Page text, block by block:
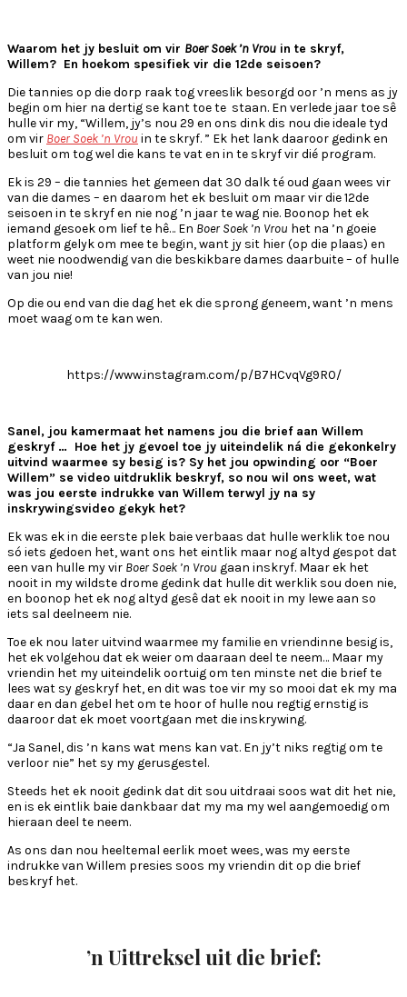
Waarom het jy besluit om vir Boer Soek ’n Vrou in te skryf,
Willem? En hoekom spesifiek vir die 12de seisoen?
Die tannies op die dorp raak tog vreeslik besorgd oor ’n mens as jy
begin om hier na dertig se kant toe te staan. En verlede jaar toe sê
hulle vir my, “Willem, jy’s nou 29 en ons dink dis nou die ideale tyd
om vir Boer Soek ’n Vrou in te skryf. ” Ek het lank daaroor gedink en
besluit om tog wel die kans te vat en in te skryf vir dié program.
Ek is 29 – die tannies het gemeen dat 30 dalk té oud gaan wees vir
van die dames – en daarom het ek besluit om maar vir die 12de
seisoen in te skryf en nie nog ’n jaar te wag nie. Boonop het ek
iemand gesoek om lief te hê… En Boer Soek ’n Vrou het na ’n goeie
platform gelyk om mee te begin, want jy sit hier (op die plaas) en
weet nie noodwendig van die beskikbare dames daarbuite – of hulle
van jou nie!
Op die ou end van die dag het ek die sprong geneem, want ’n mens
moet waag om te kan wen.
https://www.instagram.com/p/B7HCvqVg9R0/
Sanel, jou kamermaat het namens jou die brief aan Willem
geskryf … Hoe het jy gevoel toe jy uiteindelik ná die gekonkelry
uitvind waarmee sy besig is? Sy het jou opwinding oor “Boer
Willem” se video uitdruklik beskryf, so nou wil ons weet, wat
was jou eerste indrukke van Willem terwyl jy na sy
inskrywingsvideo gekyk het?
Ek was ek in die eerste plek baie verbaas dat hulle werklik toe nou
só iets gedoen het, want ons het eintlik maar nog altyd gespot dat
een van hulle my vir Boer Soek ’n Vrou gaan inskryf. Maar ek het
nooit in my wildste drome gedink dat hulle dit werklik sou doen nie,
en boonop het ek nog altyd gesê dat ek nooit in my lewe aan so
iets sal deelneem nie.
Toe ek nou later uitvind waarmee my familie en vriendinne besig is,
het ek volgehou dat ek weier om daaraan deel te neem… Maar my
vriendin het my uiteindelik oortuig om ten minste net die brief te
lees wat sy geskryf het, en dit was toe vir my so mooi dat ek my ma
daar en dan gebel het om te hoor of hulle nou regtig ernstig is
daaroor dat ek moet voortgaan met die inskrywing.
“Ja Sanel, dis ’n kans wat mens kan vat. En jy’t niks regtig om te
verloor nie” het sy my gerusgestel.
Steeds het ek nooit gedink dat dit sou uitdraai soos wat dit het nie,
en is ek eintlik baie dankbaar dat my ma my wel aangemoedig om
hieraan deel te neem.
As ons dan nou heeltemal eerlik moet wees, was my eerste
indrukke van Willem presies soos my vriendin dit op die brief
beskryf het.
’n Uittreksel uit die brief: